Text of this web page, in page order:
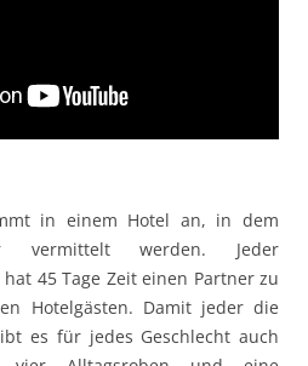
in einem Hotel an, in dem
vermittelt werden. Jeder
45 Tage Zeit einen Partner zu
Hotelgästen. Damit jeder die
es für jedes Geschlecht auch